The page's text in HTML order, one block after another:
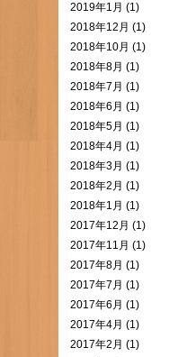
2019年1月 (1)
2018年12月 (1)
2018年10月 (1)
2018年8月 (1)
2018年7月 (1)
2018年6月 (1)
2018年5月 (1)
2018年4月 (1)
2018年3月 (1)
2018年2月 (1)
2018年1月 (1)
2017年12月 (1)
2017年11月 (1)
2017年8月 (1)
2017年7月 (1)
2017年6月 (1)
2017年4月 (1)
2017年2月 (1)